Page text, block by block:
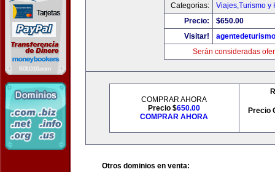
Categorias:
Viajes,Turismo y
Precio:
$650.00
Visitar!
Serán consideradas
COMPRAR AHORA
Precio $650.00
COMPRAR AHORA
Precio
Otros dominios en venta: